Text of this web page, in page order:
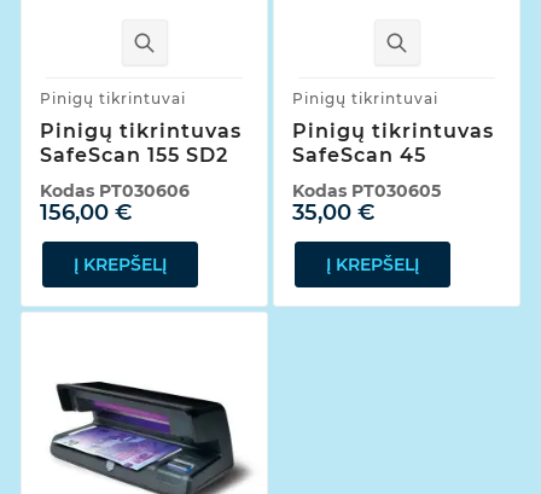
Pinigų tikrintuvai
Pinigų tikrintuvas
SafeScan 155 SD2
156,00 €
Kodas PT030606
Į KREPŠELĮ
Pinigų tikrintuvai
Pinigų tikrintuvas
SafeScan 45
35,00 €
Kodas PT030605
Į KREPŠELĮ